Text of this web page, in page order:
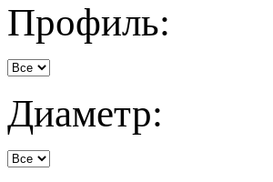
Профиль:
Диаметр: